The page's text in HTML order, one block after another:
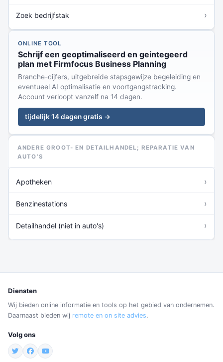
Zoek bedrijfstak ›
ONLINE TOOL
Schrijf een geoptimaliseerd en geintegeerd
plan met Firmfocus Business Planning
Branche-cijfers, uitgebreide stapsgewijze begeleiding en
eventueel AI optimalisatie en voortgangstracking.
Account verloopt vanzelf na 14 dagen.
tijdelijk 14 dagen gratis →
ANDERE GROOT- EN DETAILHANDEL; REPARATIE VAN
AUTO’S
Apotheken ›
Benzinestations ›
Detailhandel (niet in auto's) ›
Diensten
Wij bieden online informatie en tools op het gebied van ondernemen.
Daarnaast bieden wij remote en on site advies.
Volg ons